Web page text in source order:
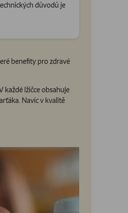
důvodů je
benefity pro zdravé
každé lžičce obsahuje
Navíc v kvalitě